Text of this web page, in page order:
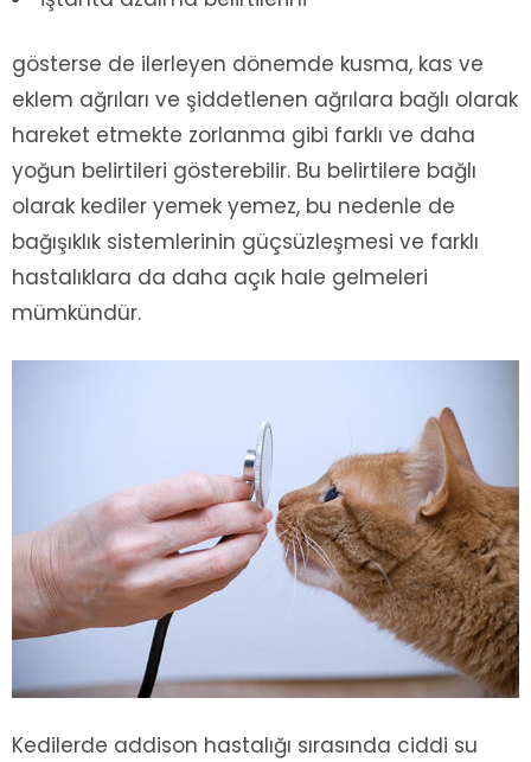
gösterse de ilerleyen dönemde kusma, kas ve
eklem ağrıları ve şiddetlenen ağrılara bağlı olarak
hareket etmekte zorlanma gibi farklı ve daha
yoğun belirtileri gösterebilir. Bu belirtilere bağlı
olarak kediler yemek yemez, bu nedenle de
bağışıklık sistemlerinin güçsüzleşmesi ve farklı
hastalıklara da daha açık hale gelmeleri
mümkündür.
Kedilerde addison hastalığı sırasında ciddi su